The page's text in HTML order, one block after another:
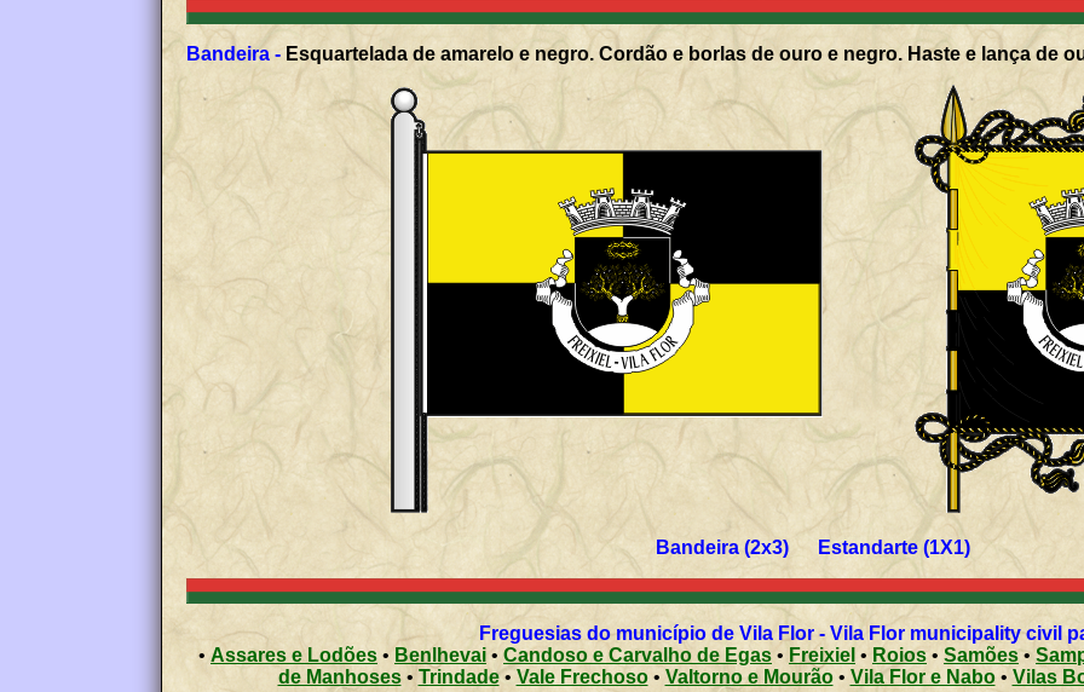
Bandeira - Esquartelada de amarelo e negro. Cordão e borlas de ouro e negro. Haste e lança de
Bandeira (2x3) Estandarte (1X1)
Freguesias do município de Vila Flor - Vila Flor municipality civil
• Assares e Lodões • Benlhevai • Candoso e Carvalho de Egas • Freixiel • Roios • Samões•
de Manhoses• Trindade• Vale Frechoso• Valtorno e Mourão • Vila Flor e Nabo• Vilas